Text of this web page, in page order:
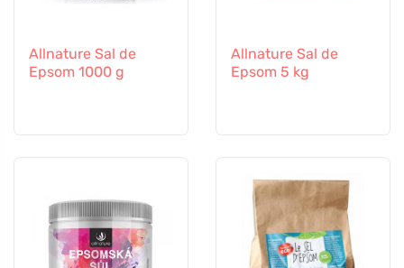
Allnature Sal de
Epsom 1000 g
Allnature Sal de
Epsom 5 kg